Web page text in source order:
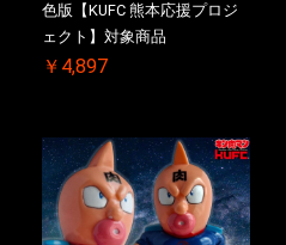
色版【KUFC 熊本応援プロジ
ェクト】対象商品
￥4,897